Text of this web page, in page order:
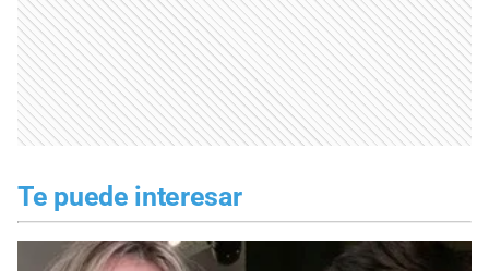
Te puede interesar